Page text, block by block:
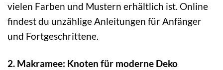
vielen Farben und Mustern erhältlich ist. Online
findest du unzählige Anleitungen für Anfänger
und Fortgeschrittene.
2. Makramee: Knoten für moderne Deko